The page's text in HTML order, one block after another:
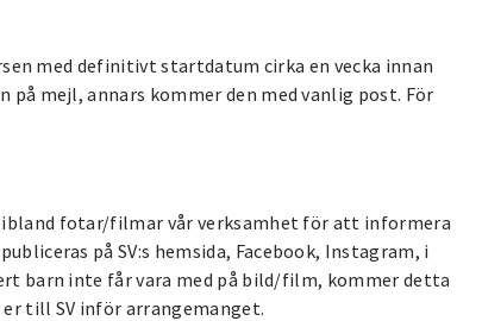
med definitivt startdatum cirka en vecka innan
mejl, annars kommer den med vanlig post. För
ibland fotar/filmar vår verksamhet för att informera
på SV:s hemsida, Facebook, Instagram, i
barn inte får vara med på bild/film, kommer detta
till SV inför arrangemanget.